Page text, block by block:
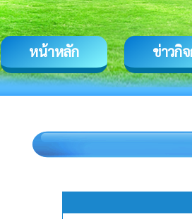
หน้าหลัก ข่าวกิ